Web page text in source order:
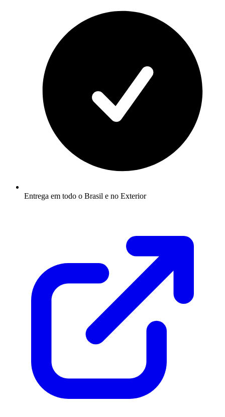
Entrega em todo o Brasil e no Exterior